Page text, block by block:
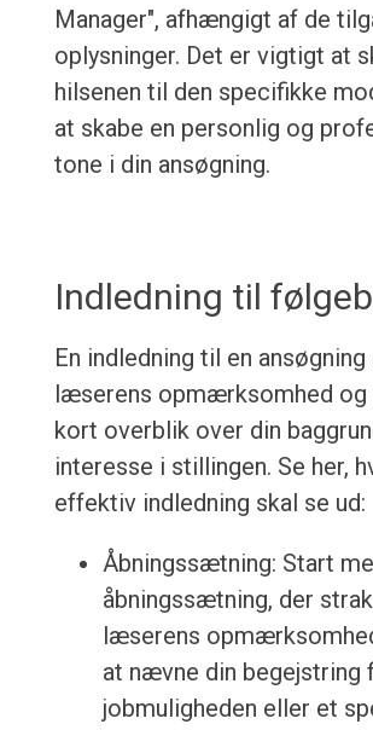
Manager", afhængigt af de
oplysninger. Det er vigtigt at
hilsenen til den specifikke
at skabe en personlig og
tone i din ansøgning.
Indledning til
En indledning til en
læserens opmærksomhed og
kort overblik over din
interesse i stillingen. Se her,
effektiv indledning skal se ud:
Åbningssætning: Start
åbningssætning, der
læserens
at nævne din begejstring
jobmuligheden eller et